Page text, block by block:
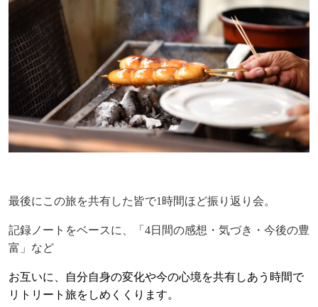
最後にこの旅を共有した皆で1 時間ほど振り返り会。
記録ノートをベースに、「 4日間の感想・気づき・今後の豊
富」など
お互いに、自分自身の変化や今の心境を共有しあう時間で
リトリート旅をしめくくります。